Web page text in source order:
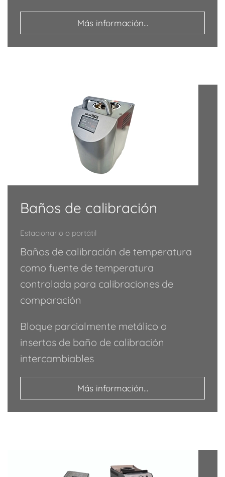
Más información...
Baños de calibración
Estacionario o portátil
Baños de calibración de temperatura
como fuente de temperatura
controlada para calibraciones de
comparación
Bloque parcialmente metálico o
insertos de baño de calibración
intercambiables
Más información...